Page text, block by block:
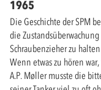
1965
Die Geschichte der SPM
die
Schraubenzieher zu
Wenn etwas zu hören
A.P. Møller musste die